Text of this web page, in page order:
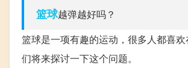
篮球越弹越好吗？
篮球是一项有趣的运动，很多人都喜
们将来探讨一下这个问题。